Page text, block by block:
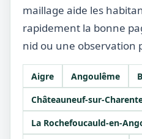
maillage aide les
rapidement la bonne
nid ou une observation
Aigre Angoulême
Châteauneuf-sur-
La Rochefoucauld-en-